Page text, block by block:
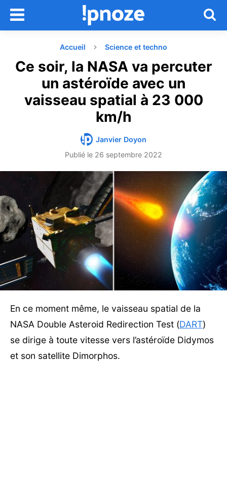
Accueil Science et techno
Ce soir, la NASA va percuter
un astéroïde avec un
vaisseau spatial à 23 000
km/h
Janvier Doyon
Publié le 26 septembre 2022
En ce moment même, le vaisseau spatial de la
NASA Double Asteroid Redirection Test (DART)
se dirige à toute vitesse vers l’astéroïde Didymos
et son satellite Dimorphos.